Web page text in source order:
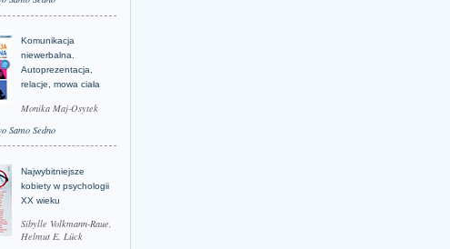
Komunikacja
niewerbalna.
Autoprezentacja,
relacje, mowa ciała
Monika Maj-Osytek
Samo Sedno
Najwybitniejsze
kobiety w psychologii
XX wieku
Sibylle Volkmann-Raue,
Helmut E. Lück